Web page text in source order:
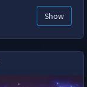
Show